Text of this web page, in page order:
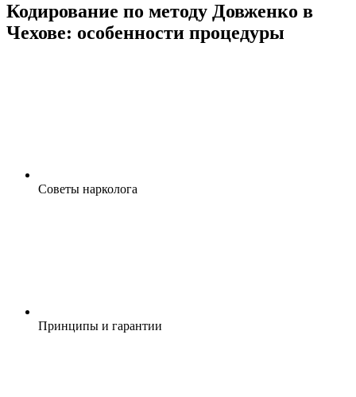
Кодирование по методу Довженко в
Чехове: особенности процедуры
Cоветы нарколога
Принципы и гарантии